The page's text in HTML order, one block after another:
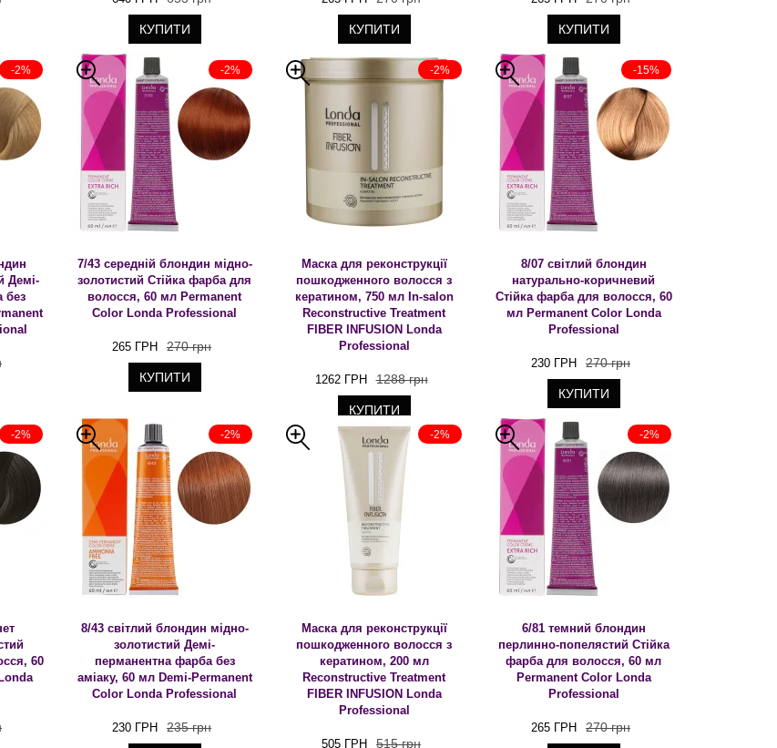
КУПИТИ КУПИТИ КУПИТИ
-2%
Демі-
без
-2%
7/43 середній блондин мідно-
золотистий Стійка фарба для
волосся, 60 мл Permanent
Color Londa Professional
265 ГРН 270 грн
КУПИТИ
-2%
Маска для реконструкції
пошкодженного волосся з
кератином, 750 мл In-salon
Reconstructive Treatment
FIBER INFUSION Londa
Professional
1262 ГРН 1288 грн
КУПИТИ
-15%
8/07 світлий блондин
натурально-коричневий
Стійка фарба для волосся, 60
мл Permanent Color Londa
Professional
230 ГРН 270 грн
КУПИТИ
-2%
60
-2%
8/43 світлий блондин мідно-
золотистий Демі-
перманентна фарба без
аміаку, 60 мл Demi-Permanent
Color Londa Professional
230 ГРН 235 грн
-2%
Маска для реконструкції
пошкодженного волосся з
кератином, 200 мл
Reconstructive Treatment
FIBER INFUSION Londa
Professional
505 ГРН 515 грн
-2%
6/81 темний блондин
перлинно-попелястий Стійка
фарба для волосся, 60 мл
Permanent Color Londa
Professional
265 ГРН 270 грн